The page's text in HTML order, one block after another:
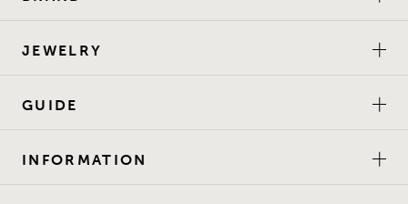
JEWELRY
GUIDE
INFORMATION